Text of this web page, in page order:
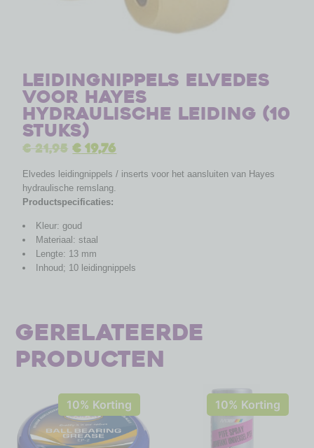
Leidingnippels Elvedes
voor Hayes
hydraulische leiding (10
stuks)
€21,95 €19,76
Elvedes leidingnippels / inserts voor het aansluiten van Hayes
hydraulische remslang.
Productspecificaties:
Kleur: goud
Materiaal: staal
Lengte: 13 mm
Inhoud; 10 leidingnippels
Gerelateerde
producten
10% Korting 10% Korting